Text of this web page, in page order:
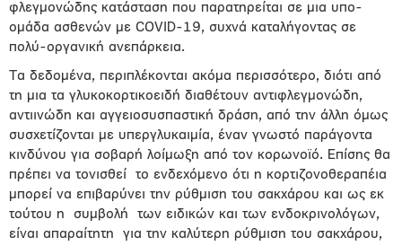
φλεγμονώδης κατάσταση που παρατηρείται σε μια υπο-
ομάδα ασθενών με COVID-19, συχνά καταλήγοντας σε
πολύ-οργανική ανεπάρκεια.
Τα δεδομένα, περιπλέκονται ακόμα περισσότερο, διότι από
τη μια τα γλυκοκορτικοειδή διαθέτουν αντιφλεγμονώδη,
αντιινώδη και αγγειοσυσπαστική δράση, από την άλλη όμως
συσχετίζονται με υπεργλυκαιμία, έναν γνωστό παράγοντα
κινδύνου για σοβαρή λοίμωξη από τον κορωνοϊό. Επίσης θα
πρέπει να τονισθεί το ενδεχόμενο ότι η κορτιζονοθεραπέια
μπορεί να επιβαρύνει την ρύθμιση του σακχάρου και ως εκ
τούτου η συμβολή των ειδικών και των ενδοκρινολόγων,
είναι απαραίτητη για την καλύτερη ρύθμιση του σακχάρου,